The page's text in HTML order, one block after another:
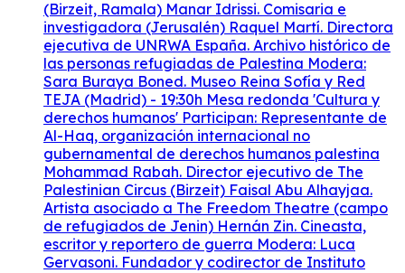
(Birzeit, Ramala) Manar Idrissi. Comisaria e
investigadora (Jerusalén) Raquel Martí. Directora
ejecutiva de UNRWA España. Archivo histórico de
las personas refugiadas de Palestina Modera:
Sara Buraya Boned. Museo Reina Sofía y Red
TEJA (Madrid) - 19:30h Mesa redonda 'Cultura y
derechos humanos' Participan: Representante de
Al-Haq, organización internacional no
gubernamental de derechos humanos palestina
Mohammad Rabah. Director ejecutivo de The
Palestinian Circus (Birzeit) Faisal Abu Alhayjaa.
Artista asociado a The Freedom Theatre (campo
de refugiados de Jenin) Hernán Zin. Cineasta,
escritor y reportero de guerra Modera: Luca
Gervasoni. Fundador y codirector de Instituto